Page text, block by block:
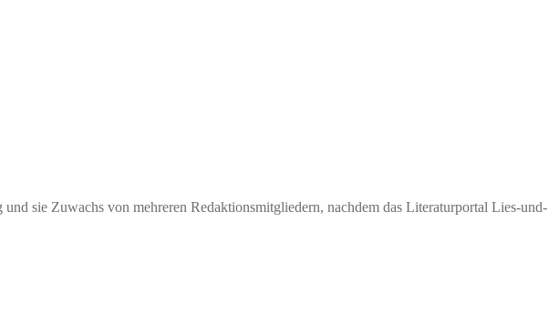
sie Zuwachs von mehreren Redaktionsmitgliedern, nachdem das Literaturportal Lies-und-